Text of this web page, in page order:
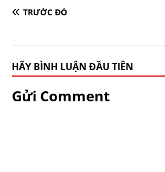
TRƯỚC ĐÓ
HÃY BÌNH LUẬN ĐẦU TIÊN
Gửi Comment